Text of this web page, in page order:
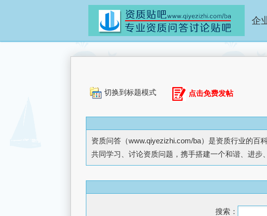
企
切换到标题模式 点击免费发帖
资质问答（www.qiyezizhi.com/ba）是资质行业的百
共同学习、讨论资质问题，携手搭建一个和谐、进步
搜索：